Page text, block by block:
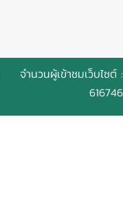
จำนวนผู้เข้าชมเว็บไซต์ :
616746